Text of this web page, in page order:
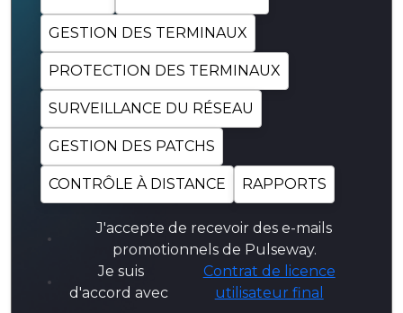
GESTION DES TERMINAUX
PROTECTION DES TERMINAUX
SURVEILLANCE DU RÉSEAU
GESTION DES PATCHS
CONTRÔLE À DISTANCE RAPPORTS
J'accepte de recevoir des e-mails
promotionnels de Pulseway.
Je suis
d'accord avec
Contrat de licence
utilisateur final